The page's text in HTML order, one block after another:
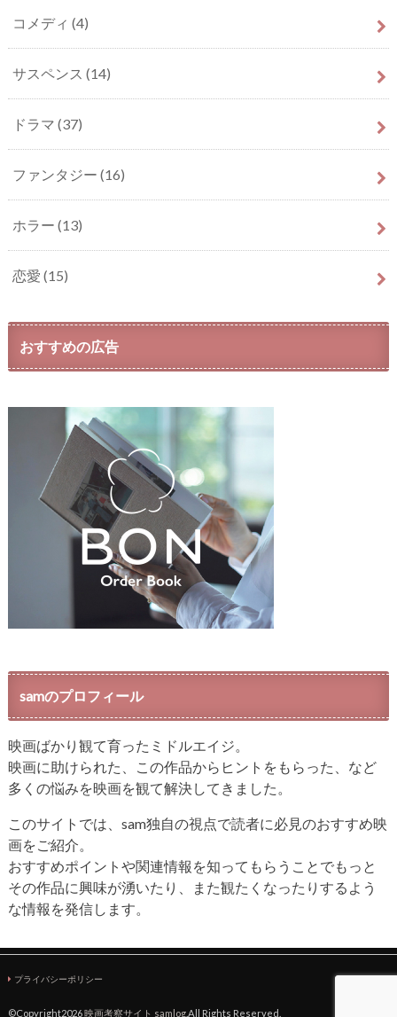
コメディ (4)
サスペンス (14)
ドラマ (37)
ファンタジー (16)
ホラー (13)
恋愛 (15)
おすすめの広告
samのプロフィール
映画ばかり観て育ったミドルエイジ。
映画に助けられた、この作品からヒントをもらった、など
多くの悩みを映画を観て解決してきました。
このサイトでは、sam独自の視点で読者に必見のおすすめ映
画をご紹介。
おすすめポイントや関連情報を知ってもらうことでもっと
その作品に興味が湧いたり、また観たくなったりするよう
な情報を発信します。
プライバシーポリシー
©Copyright2026映画考察サイト samlog.All Rights Reserved.